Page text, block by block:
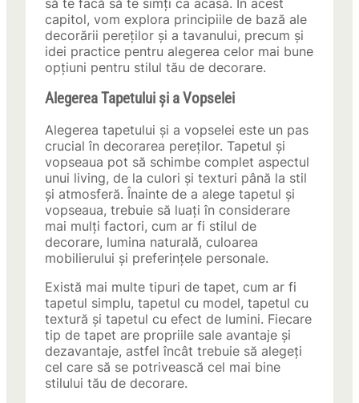
să te facă să te simți ca acasă. În acest
capitol, vom explora principiile de bază ale
decorării pereților și a tavanului, precum și
idei practice pentru alegerea celor mai bune
opțiuni pentru stilul tău de decorare.
Alegerea Tapetului și a Vopselei
Alegerea tapetului și a vopselei este un pas
crucial în decorarea pereților. Tapetul și
vopseaua pot să schimbe complet aspectul
unui living, de la culori și texturi până la stil
și atmosferă. Înainte de a alege tapetul și
vopseaua, trebuie să luați în considerare
mai mulți factori, cum ar fi stilul de
decorare, lumina naturală, culoarea
mobilierului și preferințele personale.
Există mai multe tipuri de tapet, cum ar fi
tapetul simplu, tapetul cu model, tapetul cu
textură și tapetul cu efect de lumini. Fiecare
tip de tapet are propriile sale avantaje și
dezavantaje, astfel încât trebuie să alegeți
cel care să se potrivească cel mai bine
stilului tău de decorare.